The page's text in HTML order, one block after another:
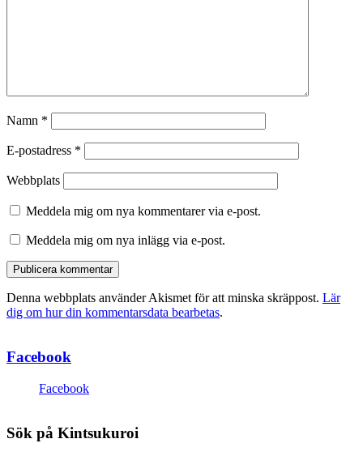
Namn *
E-postadress *
Webbplats
Meddela mig om nya kommentarer via e-post.
Meddela mig om nya inlägg via e-post.
Denna webbplats använder Akismet för att minska skräppost. Lär
dig om hur din kommentarsdata bearbetas.
Facebook
Facebook
Sök på Kintsukuroi